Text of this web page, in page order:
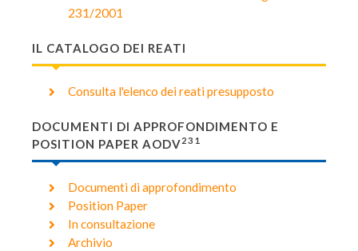
231/2001
IL CATALOGO DEI REATI
Consulta l'elenco dei reati presupposto
DOCUMENTI DI APPROFONDIMENTO E
POSITION PAPER AODV231
Documenti di approfondimento
Position Paper
In consultazione
Archivio